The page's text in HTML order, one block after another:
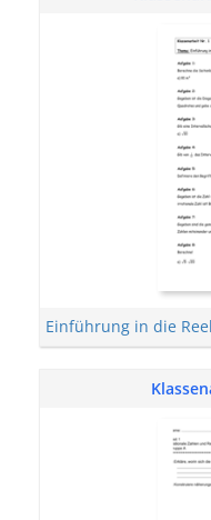
Einführung in die